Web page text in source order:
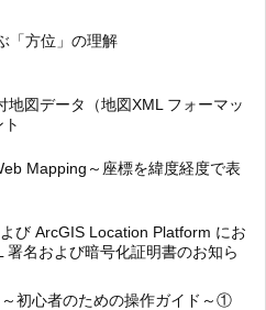
「方位」の理解
地図データ（地図XML フォーマッ
Mapping～座標を緯度経度で表
び ArcGIS Location Platform にお
署名および暗号化証明書のお知ら
初心者のための操作ガイド～①